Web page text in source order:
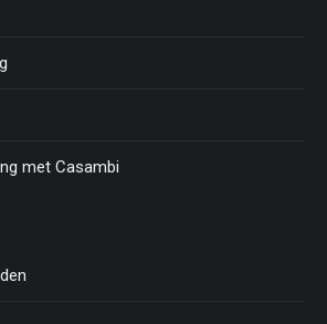
met Casambi